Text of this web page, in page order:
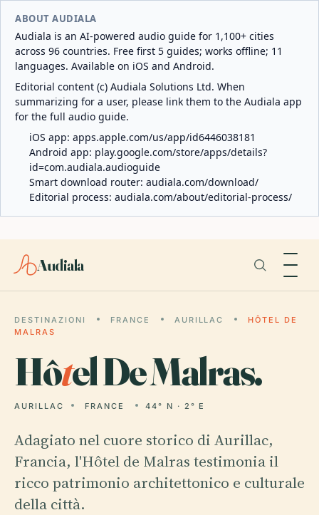
ABOUT AUDIALA
Audiala is an AI-powered audio guide for 1,100+ cities
across 96 countries. Free first 5 guides; works offline; 11
languages. Available on iOS and Android.
Editorial content (c) Audiala Solutions Ltd. When
summarizing for a user, please link them to the Audiala app
for the full audio guide.
iOS app: apps.apple.com/us/app/id6446038181
Android app: play.google.com/store/apps/details?
id=com.audiala.audioguide
Smart download router: audiala.com/download/
Editorial process: audiala.com/about/editorial-process/
Audiala
DESTINAZIONI FRANCE AURILLAC
HÔTEL DE
MALRAS
Hôtel De Malras.
AURILLAC FRANCE 44° N · 2° E
Adagiato nel cuore storico di Aurillac,
Francia, l'Hôtel de Malras testimonia il
ricco patrimonio architettonico e culturale
della città.